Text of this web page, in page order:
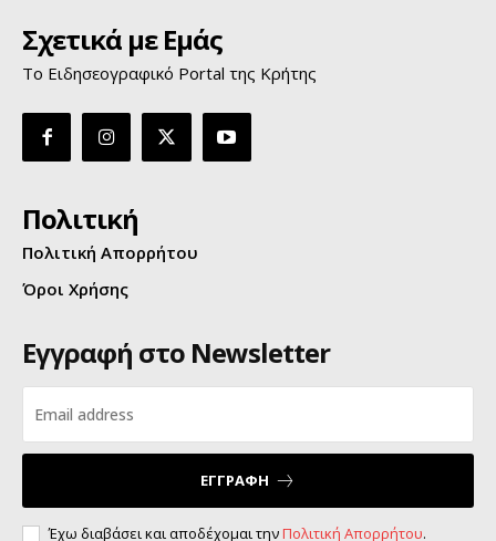
Σχετικά με Εμάς
Το Ειδησεογραφικό Portal της Κρήτης
Πολιτική
Πολιτική Απορρήτου
Όροι Χρήσης
Εγγραφή στο Newsletter
ΕΓΓΡΑΦΗ
Έχω διαβάσει και αποδέχομαι τηνΠολιτική Απορρήτου.